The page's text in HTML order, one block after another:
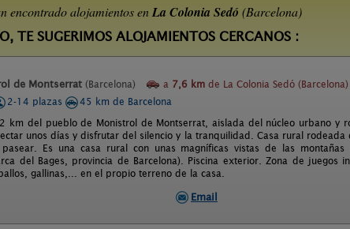
encontrado alojamientos enLa Colonia Sedó (Barcelona)
TE SUGERIMOS ALOJAMIENTOS CERCANOS :
de Montserrat (Barcelona) a 7,6 km de La Colonia Sedó (Barcelona)
2-14 plazas
45 km de Barcelona
km del pueblo de Monistrol de Montserrat, aislada del núcleo urbano y
unos días y disfrutar del silencio y la tranquilidad. Casa rural rodeada
Es una casa rural con unas magníficas vistas de las
del Bages, provincia de Barcelona). Piscina exterior. Zona de juegos
gallinas,... en el propio terreno de la casa.
Email